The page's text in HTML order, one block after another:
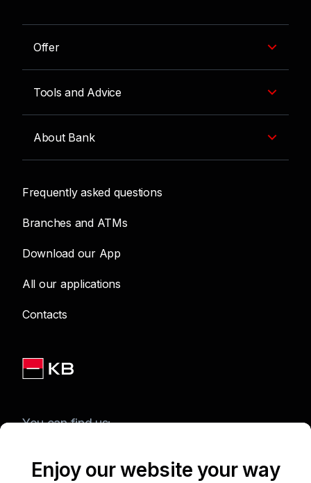
Offer
Tools and Advice
About Bank
Frequently asked questions
Branches and ATMs
Download our App
All our applications
Contacts
You can find us:
Enjoy our website your way